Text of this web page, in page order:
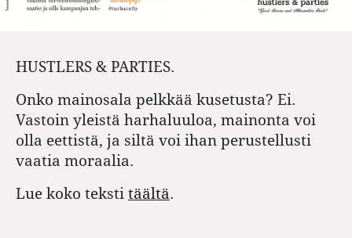
HUSTLERS & PARTIES.
Onko mainosala pelkkää kusetusta? Ei.
Vastoin yleistä harhaluuloa, mainonta voi
olla eettistä, ja siltä voi ihan perustellusti
vaatia moraalia.
Lue koko teksti täältä.